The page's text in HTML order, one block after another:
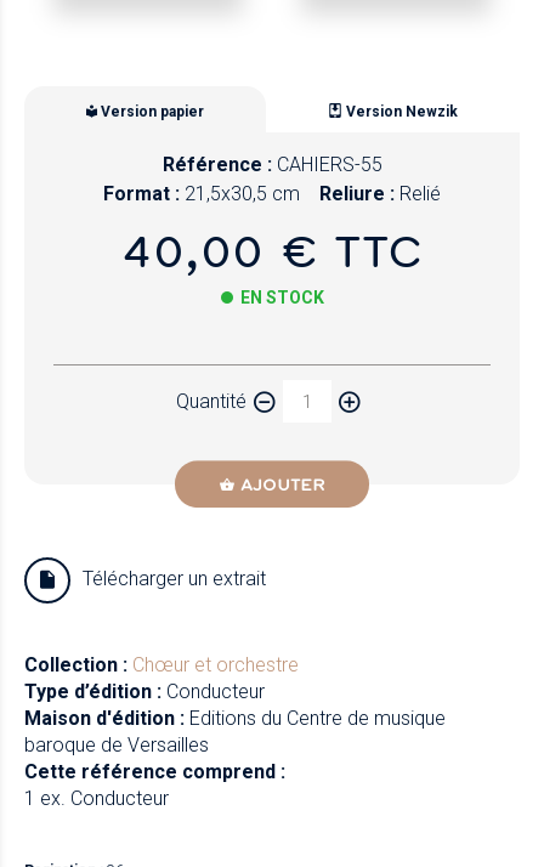
Version papier Version Newzik
Référence : CAHIERS-55
Format : 21,5x30,5 cm Reliure : Relié
40,00 € TTC
EN STOCK
Quantité
AJOUTER
Télécharger un extrait
Collection : Chœur et orchestre
Type d’édition : Conducteur
Maison d'édition : Editions du Centre de musique
baroque de Versailles
Cette référence comprend :
1 ex. Conducteur